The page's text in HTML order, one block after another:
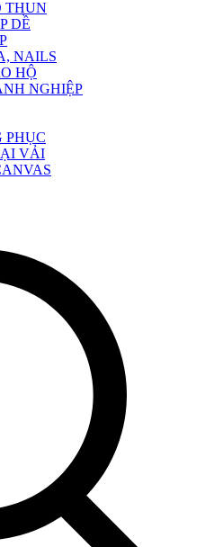
THUN
DỀ
NAILS
HỘ
NGHIỆP
PHỤC
VẢI